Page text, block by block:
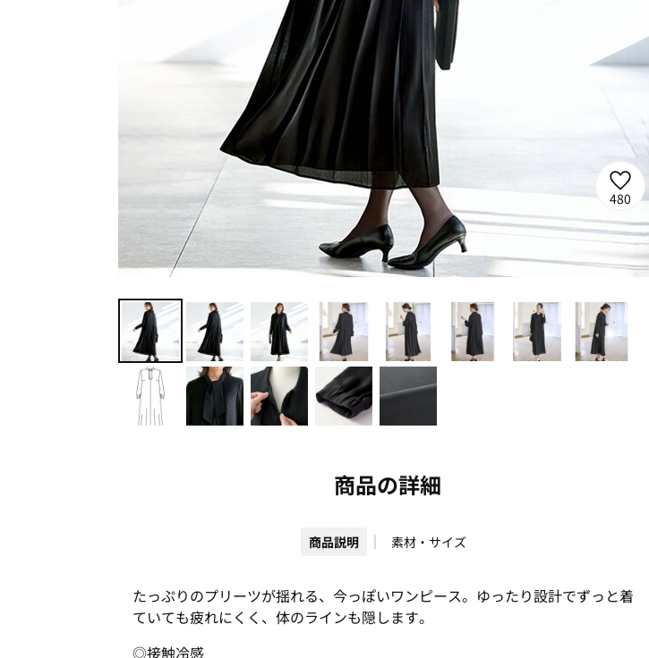
480
商品の詳細
商品説明 素材・サイズ
たっぷりのプリーツが揺れる、今っぽいワンピース。ゆったり設計でずっと着
ていても疲れにくく、体のラインも隠します。
◎接触冷感